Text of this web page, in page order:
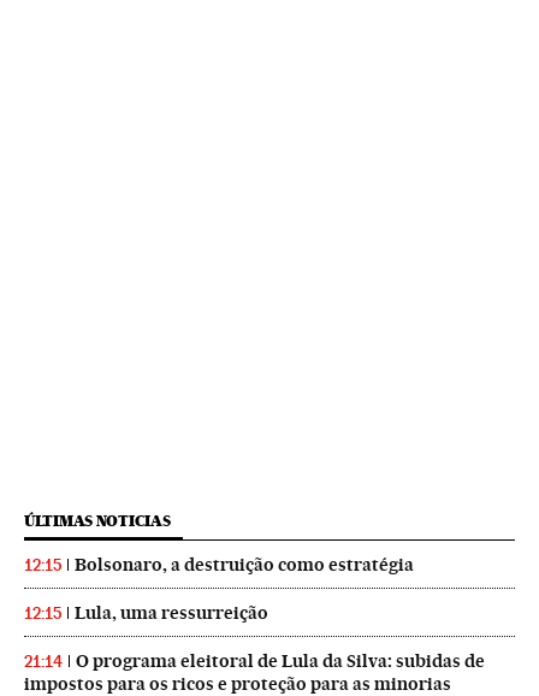
ÚLTIMAS NOTICIAS
12:15 Bolsonaro, a destruição como estratégia
12:15 Lula, uma ressurreição
21:14
O programa eleitoral de Lula da Silva: subidas de
impostos para os ricos e proteção para as minorias